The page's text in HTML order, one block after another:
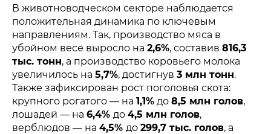
В животноводческом секторе наблюдается
положительная динамика по ключевым
направлениям. Так, производство мяса в
убойном весе выросло на 2,6%, составив 816,3
тыс. тонн, а производство коровьего молока
увеличилось на 5,7%, достигнув 3 млн тонн.
Также зафиксирован рост поголовья скота:
крупного рогатого — на 1,1% до 8,5 млн голов,
лошадей — на 6,4% до 4,5 млн голов,
верблюдов — на 4,5% до 299,7 тыс. голов, а